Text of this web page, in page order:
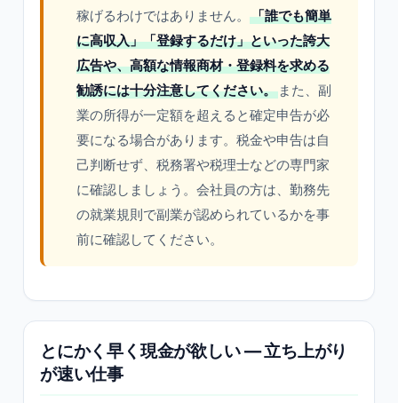
稼げるわけではありません。
「誰でも簡単
に高収入」「登録するだけ」といった誇大
広告や、高額な情報商材・登録料を求める
勧誘には十分注意してください。 また、副
業の所得が一定額を超えると確定申告が必
要になる場合があります。税金や申告は自
己判断せず、税務署や税理士などの専門家
に確認しましょう。会社員の方は、勤務先
の就業規則で副業が認められているかを事
前に確認してください。
とにかく早く現金が欲しい — 立ち上がり
が速い仕事